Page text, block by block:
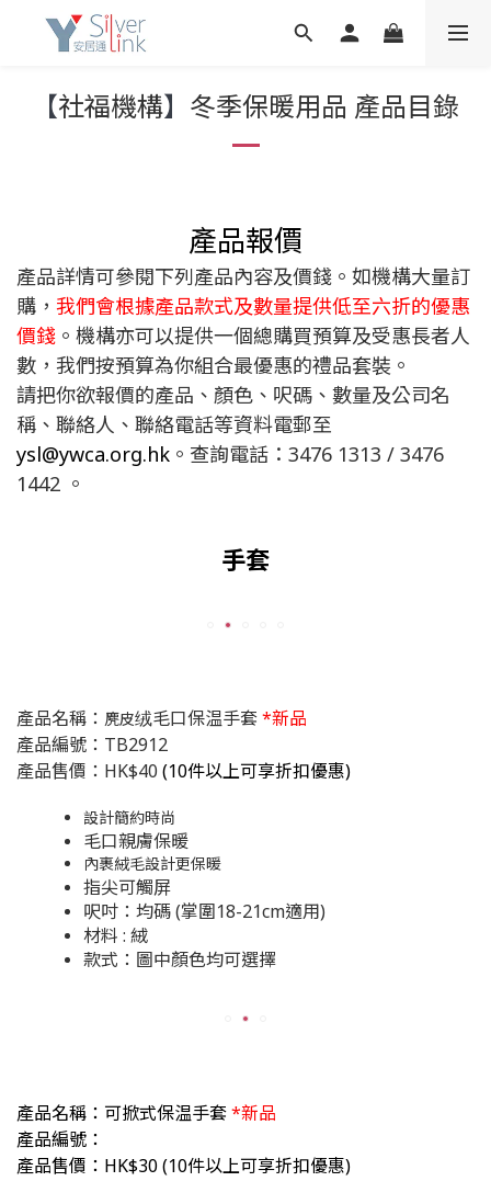
【社福機構】 冬季保暖用品 產品目錄
產品報價
產品詳情可參閱下列產品內容及價錢。如機構大量訂
購， 我們會根據產品款式及數量提供低至六折的優惠
價錢 。機構亦可以提供一個總購買預算及受惠長者人
數，我們按預算為你組合最優惠的禮品套裝。
請把你欲報價的產品、顏色、呎碼、數量及公司名
稱、聯絡人、聯絡電話等資料電郵至
ysl@ywca.org.hk 。查詢電話：3476 1313 / 3476
1442 。
手套
產品名稱： 麂皮绒毛口保温手套*新品
產品編號：TB2912
產品售價：HK$40 (10件以上可享折扣優惠)
設計簡約時尚
毛口親膚保暖
內裹絨毛設計更保暖
指尖可觸屏
呎吋：均碼 (掌圍18-21cm適用)
材料 : 絨
款式：圖中顏色均可選擇
產品名稱：可掀式保温手套*新品
產品編號：
產品售價：HK$30(10件以上可享折扣優惠)